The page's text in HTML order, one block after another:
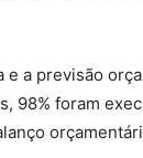
a previsão
98% foram